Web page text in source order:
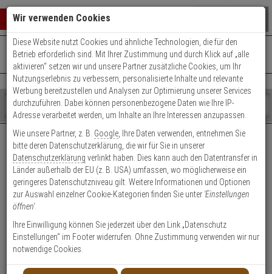
Warenkorb schließen
0 ARTIKEL IM WARENKORB
Ihr Warenkorb ist momentan leer.
Ergebnisse ()
Fertig
Shop
durchsuchen
Bitte
geben
Sie
mindestens
Zeichen
ein,
um
Suche
Es
wurde
noch
Kategorien
Suche
gestartet
+49 (0)821 899 493-0Mo. - Do.: 8:00 - 16:30 | Fr.: 8:00 - 14:00 Uhr
Kontaktservice nutzen
EXPERT-Security für Privatkunden
Das Beste für Ihre Sicherheit!
Geschäftskunden-
Konto anlegen
anlegen
Wir verwenden Cookies
Diese Website nutzt Cookies und ähnliche Technologien, die für den
Betrieb erforderlich sind. Mit Ihrer Zustimmung und durch Klick auf „alle
aktivieren“ setzen wir und unsere Partner zusätzliche Cookies, um Ihr
Nutzungserlebnis zu verbessern, personalisierte Inhalte und relevante
Werbung bereitzustellen und Analysen zur Optimierung unserer Services
durchzuführen. Dabei können personenbezogene Daten wie Ihre IP-
Adresse verarbeitet werden, um Inhalte an Ihre Interessen anzupassen.
Wie unsere Partner, z. B. Google , Ihre Daten verwenden, entnehmen Sie
bitte deren Datenschutzerklärung, die wir für Sie in unserer
Datenschutzerklärung verlinkt haben. Dies kann auch den Datentransfer in
Länder außerhalb der EU (z. B. USA) umfassen, wo möglicherweise ein
geringeres Datenschutzniveau gilt. Weitere Informationen und Optionen
zur Auswahl einzelner Cookie-Kategorien finden Sie unter 'Einstellungen
öffnen'.
Ihre Einwilligung können Sie jederzeit über den Link „Datenschutz
Einstellungen“ im Footer widerrufen. Ohne Zustimmung verwenden wir nur
notwendige Cookies.